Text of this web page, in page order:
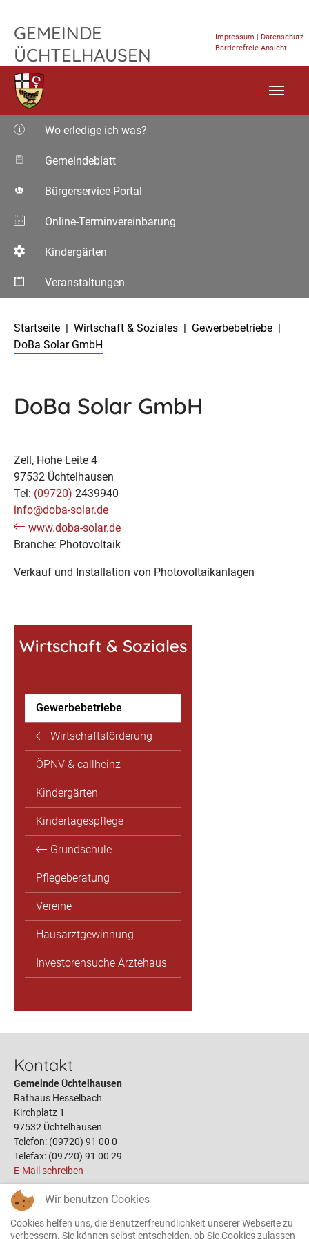
GEMEINDE
ÜCHTELHAUSEN
Impressum | Datenschutz
Barrierefreie Ansicht
Wo erledige ich was?
Gemeindeblatt
Bürgerservice-Portal
Online-Terminvereinbarung
Kindergärten
Veranstaltungen
Startseite
Wirtschaft & Soziales
Gewerbebetriebe
DoBa Solar GmbH
DoBa Solar GmbH
Zell, Hohe Leite 4
97532 Üchtelhausen
Tel: (09720) 2439940
info@doba-solar.de
www.doba-solar.de
Branche: Photovoltaik
Verkauf und Installation von Photovoltaikanlagen
Wirtschaft & Soziales
Gewerbebetriebe
Wirtschaftsförderung
ÖPNV & callheinz
Kindergärten
Kindertagespflege
Grundschule
Pflegeberatung
Vereine
Hausarztgewinnung
Investorensuche Ärztehaus
Kontakt
Gemeinde Üchtelhausen
Rathaus Hesselbach
Kirchplatz 1
97532 Üchtelhausen
Telefon: (09720) 91 00 0
Telefax: (09720) 91 00 29
E-Mail schreiben
Links
Öffnungszeiten
Wir benutzen Cookies
Cookies helfen uns, die Benutzerfreundlichkeit unserer Webseite zu
verbessern. Sie können selbst entscheiden, ob Sie Cookies zulassen